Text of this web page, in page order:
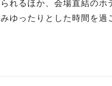
られるほか、会場直結のホ
みゆったりとした時間を過